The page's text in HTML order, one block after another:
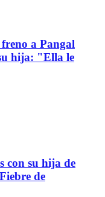
a Pangal
hija: "Ella le
con su hija de
de